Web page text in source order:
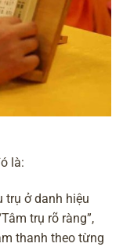
là:
trụ ở danh hiệu
trụ rõ ràng”,
thanh theo từng